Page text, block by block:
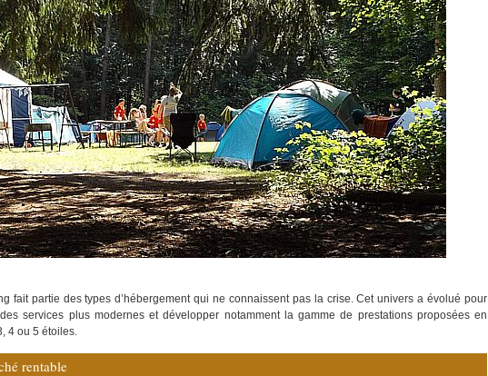
fait partie des types d’hébergement qui ne connaissent pas la crise. Cet univers a évolué pour
services plus modernes et développer notamment la gamme de prestations proposées en
4 ou 5 étoiles.
rentable